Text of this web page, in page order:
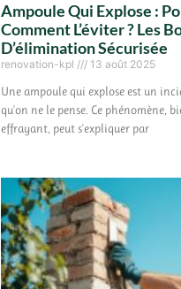
Ampoule Qui Explose :
Comment L’éviter ? Les
D’élimination Sécurisée
renovation-kpl 13 août 2025
Une ampoule qui explose est un
qu'on ne le pense. Ce phénomène,
effrayant, peut s'expliquer par